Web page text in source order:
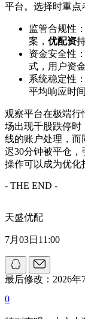
平台。选择时重点
监管合规性
案， 优配资
资金安全性：
式，用户资
系统稳定性：
平均响应时
观察平台在极端行
场出现千股跌停时
线的账户处理，而
迟30分钟被平仓
操作可以成为优化
- THE END -
天盛优配
7月03日11:00
最后修改：2026年
0